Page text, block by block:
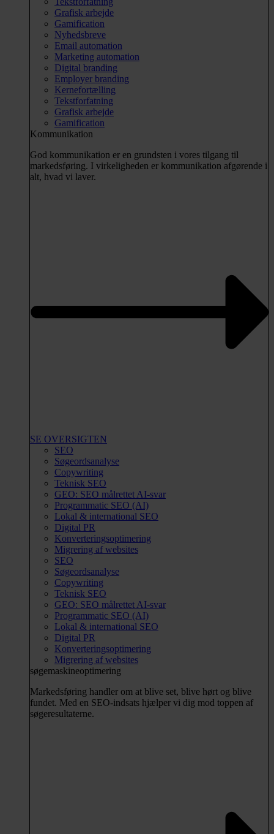
Grafisk arbejde
Gamification
Nyhedsbreve
Email automation
Marketing automation
Digital branding
Employer branding
Kernefortælling
Tekstforfatning
Grafisk arbejde
Gamification
Kommunikation
God kommunikation er en grundsten i vores tilgang til
markedsføring. I virkeligheden er kommunikation afgørende i
alt, hvad vi laver.
SE OVERSIGTEN
SEO
Søgeordsanalyse
Copywriting
Teknisk SEO
GEO: SEO målrettet AI-svar
Programmatic SEO (AI)
Lokal & international SEO
Digital PR
Konverteringsoptimering
Migrering af websites
SEO
Søgeordsanalyse
Copywriting
Teknisk SEO
GEO: SEO målrettet AI-svar
Programmatic SEO (AI)
Lokal & international SEO
Digital PR
Konverteringsoptimering
Migrering af websites
søgemaskineoptimering
Markedsføring handler om at blive set, blive hørt og blive
fundet. Med en SEO-indsats hjælper vi dig mod toppen af
søgeresultaterne.